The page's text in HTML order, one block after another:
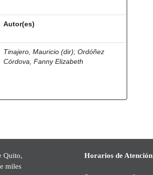
Autor(es)
Tinajero, Mauricio (dir);Ordóñez
Córdova, Fanny Elizabeth
Quito,
miles
Horarios de Atención